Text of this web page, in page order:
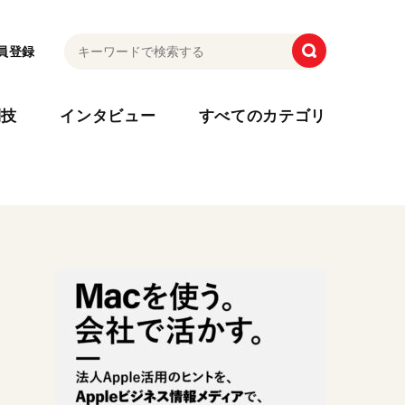
登録
インタビュー すべてのカテゴリ